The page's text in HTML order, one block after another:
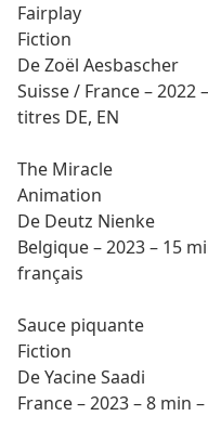
Fairplay
Fiction
De Zoël Aesbascher
Suisse / France – 2022
titres DE, EN
The Miracle
Animation
De Deutz Nienke
Belgique – 2023 – 15
français
Sauce piquante
Fiction
De Yacine Saadi
France – 2023 – 8 min –